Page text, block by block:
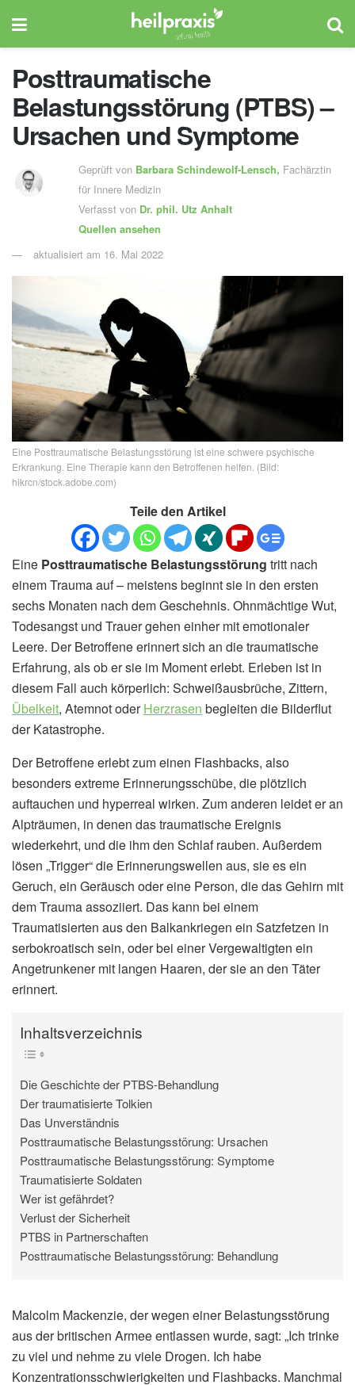
Posttraumatische
Belastungsstörung (PTBS) –
Ursachen und Symptome
Geprüft von Barbara Schindewolf-Lensch, Fachärztin
für Innere Medizin
Verfasst von Dr. phil. Utz Anhalt
Quellen ansehen
aktualisiert am 16. Mai 2022
Eine Posttraumatische Belastungsstörung ist eine schwere psychische
Erkrankung. Eine Therapie kann den Betroffenen helfen. (Bild:
hikrcn/stock.adobe.com)
Teile den Artikel
Eine Posttraumatische Belastungsstörung tritt nach
einem Trauma auf – meistens beginnt sie in den ersten
sechs Monaten nach dem Geschehnis. Ohnmächtige Wut,
Todesangst und Trauer gehen einher mit emotionaler
Leere. Der Betroffene erinnert sich an die traumatische
Erfahrung, als ob er sie im Moment erlebt. Erleben ist in
diesem Fall auch körperlich: Schweißausbrüche, Zittern,
Übelkeit, Atemnot oderHerzrasen begleiten die Bilderflut
der Katastrophe.
Der Betroffene erlebt zum einen Flashbacks, also
besonders extreme Erinnerungsschübe, die plötzlich
auftauchen und hyperreal wirken. Zum anderen leidet er an
Alpträumen, in denen das traumatische Ereignis
wiederkehrt, und die ihm den Schlaf rauben. Außerdem
lösen „Trigger“ die Erinnerungswellen aus, sie es ein
Geruch, ein Geräusch oder eine Person, die das Gehirn mit
dem Trauma assoziiert. Das kann bei einem
Traumatisierten aus den Balkankriegen ein Satzfetzen in
serbokroatisch sein, oder bei einer Vergewaltigten ein
Angetrunkener mit langen Haaren, der sie an den Täter
erinnert.
Inhaltsverzeichnis
Die Geschichte der PTBS-Behandlung
Der traumatisierte Tolkien
Das Unverständnis
Posttraumatische Belastungsstörung: Ursachen
Posttraumatische Belastungsstörung: Symptome
Traumatisierte Soldaten
Wer ist gefährdet?
Verlust der Sicherheit
PTBS in Partnerschaften
Posttraumatische Belastungsstörung: Behandlung
Malcolm Mackenzie, der wegen einer Belastungsstörung
aus der britischen Armee entlassen wurde, sagt: „Ich trinke
zu viel und nehme zu viele Drogen. Ich habe
Konzentrationsschwierigkeiten und Flashbacks. Manchmal